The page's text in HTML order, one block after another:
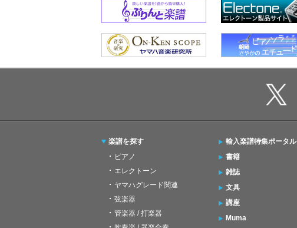
楽譜を探す
ピアノ
エレクトーン
ヤマハグレード関連
弦楽器
管楽器 / 打楽器
輸入楽譜特集ポータル
書籍
雑誌
文具
講座
Muma